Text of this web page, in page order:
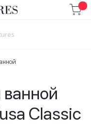
Classic